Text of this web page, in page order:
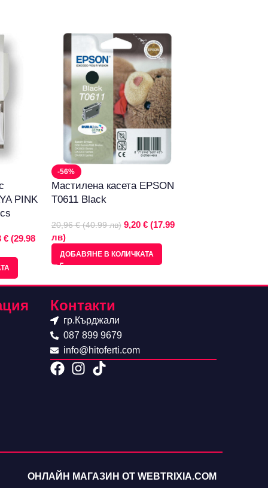
PINK
€ (29.98
-56%
Мастилена касета EPSON
T0611 Black
20,96 € (40.99 лв) 9,20 € (17.99
лв)
ДОБАВЯНЕ В КОЛИЧКАТА
Контакти
гр.Кърджали
087 899 9679
info@hitoferti.com
ОНЛАЙН МАГАЗИН ОТ WEBTRIXIA.COM